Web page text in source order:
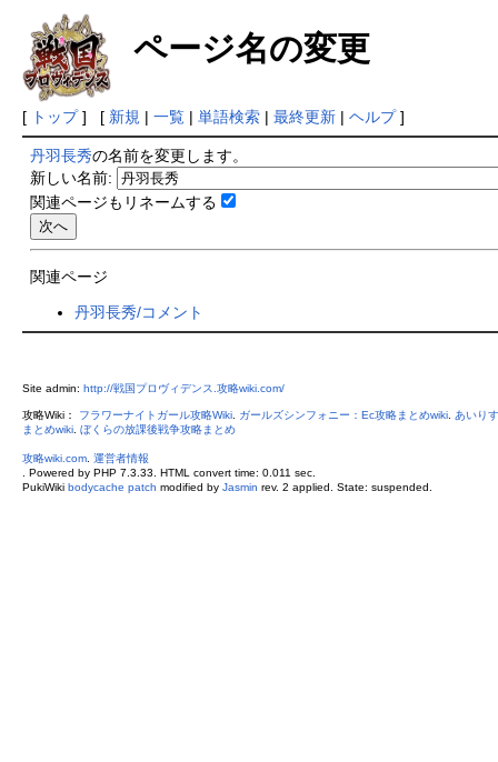
ページ名の変更
[ トップ] [ 新規 | 一覧| 単語検索| 最終更新| ヘルプ]
丹羽長秀の名前を変更します。
新しい名前:
関連ページもリネームする
関連ページ
丹羽長秀/コメント
Site admin: http://戦国プロヴィデンス.攻略wiki.com/
攻略Wiki： フラワーナイトガール攻略Wiki. ガールズシンフォニー：Ec攻略まとめwiki.
あいり
まとめwiki. ぼくらの放課後戦争攻略まとめ
攻略wiki.com. 運営者情報
. Powered by PHP 7.3.33. HTML convert time: 0.011 sec.
PukiWiki bodycache patch modified by Jasmin rev. 2 applied. State: suspended.